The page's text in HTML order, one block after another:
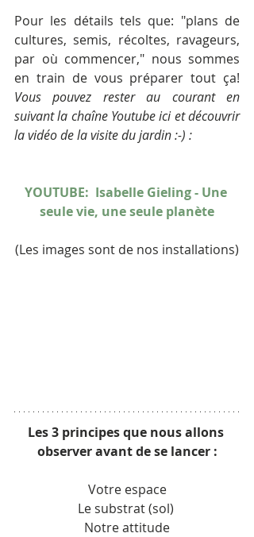
Pour les détails tels que: "plans de
cultures, semis, récoltes, ravageurs,
par où commencer," nous sommes
Vous pouvez rester au courant en
suivant la chaîne Youtube ici et découvrir
la vidéo de la visite du jardin :-) :
YOUTUBE:  Isabelle Gieling - Une
seule vie, une seule planète
(Les images sont de nos installations)
Les 3 principes que nous allons
observer avant de se lancer :
Votre espace
Le substrat (sol)
Notre attitude